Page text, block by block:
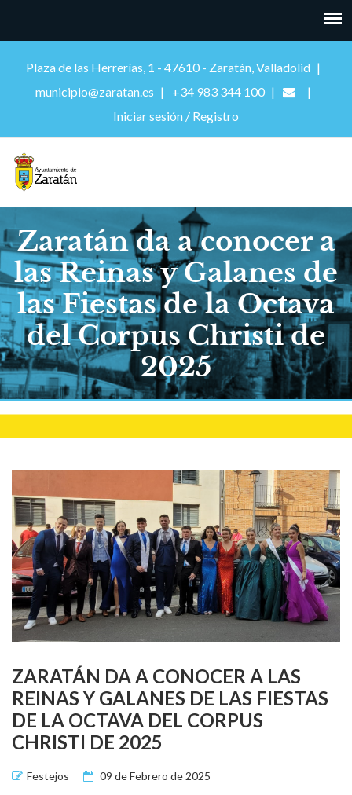
Plaza de las Herrerías, 1 - 47610 - Zaratán, Valladolid
municipio@zaratan.es
+34 983 344 100
Iniciar sesión / Registro
Zaratán da a conocer a
las Reinas y Galanes de
las Fiestas de la Octava
del Corpus Christi de
2025
ZARATÁN DA A CONOCER A LAS
REINAS Y GALANES DE LAS FIESTAS
DE LA OCTAVA DEL CORPUS
CHRISTI DE 2025
Festejos 09 de Febrero de 2025